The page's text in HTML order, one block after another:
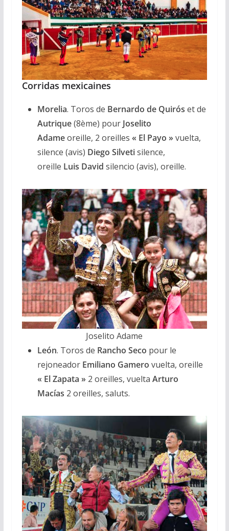
Corridas mexicaines
Morelia. Toros de Bernardo de Quirós et de
Autrique(8ème) pour Joselito
Adameoreille, 2 oreilles « El Payo »vuelta,
silence (avis) Diego Silvetisilence,
oreille Luis David silencio (avis), oreille.
Joselito Adame
León. Toros de Rancho Seco pour le
rejoneador Emiliano Gamero vuelta, oreille
« El Zapata »2 oreilles, vuelta Arturo
Macías 2 oreilles, saluts.